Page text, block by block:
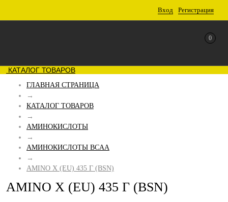
Вход Регистрация
0
КАТАЛОГ ТОВАРОВ
ГЛАВНАЯ СТРАНИЦА
→
КАТАЛОГ ТОВАРОВ
→
АМИНОКИСЛОТЫ
→
АМИНОКИСЛОТЫ BCAA
→
AMINO X (EU) 435 Г (BSN)
AMINO X (EU) 435 Г (BSN)